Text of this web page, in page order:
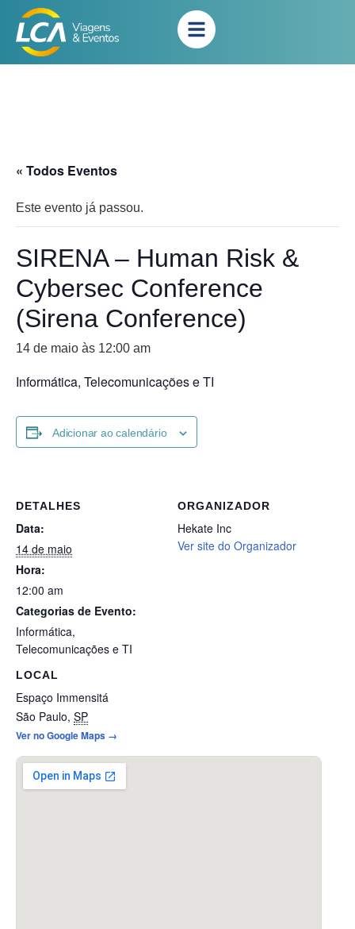
« Todos Eventos
Este evento já passou.
SIRENA – Human Risk &
Cybersec Conference
(Sirena Conference)
14 de maio às 12:00 am
Informática, Telecomunicações e TI
Adicionar ao calendário
DETALHES
Data:
14 de maio
Hora:
12:00 am
Categorias de Evento:
Informática,
Telecomunicações e TI
LOCAL
Espaço Immensitá
São Paulo, SP
Ver no Google Maps →
ORGANIZADOR
Hekate Inc
Ver site do Organizador